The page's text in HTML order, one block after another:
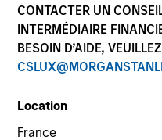
CONTACTER UN
INTERMÉDIAIRE
BESOIN D’AIDE,
Location
France
Eaton Vance Equity is
investment teams of
investors. We employ
investment approaches
utilize a structural
biases in investment